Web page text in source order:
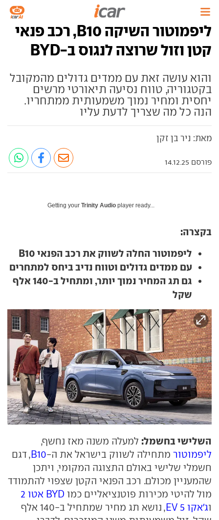
ליפמוטור השיקה B10, רכב פנאי
קטן וזול שרוצה לנגוס ב-BYD
והוא עושה זאת עם ממדים גדולים מהמקובל
בקטגוריה, טווח נסיעה תיאורטי מרשים
יחסית ומחיר נמוך משמעותית ממתחריו.
הנה כל מה שצריך לדעת עליו
מאת: ניר בן זקן
פורסם 14.12.25
Getting your Trinity Audio player ready...
בקצרה:
ליפמוטור החלה לשווק את רכב הפנאי B10
עם ממדים גדולים וטווח נדיב ביחס למתחרים
גם תג המחיר נמוך יותר, ומתחיל ב-140 אלף
שקל
השלישי בחשמל: למעלה משנה מאז נחשף,
ליפמוטור מתחילה לשווק בישראל את ה-B10, דגם
חשמלי שלישי באולם התצוגה המקומי, ויתכן
שהמעניין מכולם. רכב הפנאי הקטן שצפוי להתמודד
מול להיטי מכירות פוטנציאליים כמו BYD אטו 2
וג'אקו 5 EV
, נושא תג מחיר שמתחיל ב-140 אלף